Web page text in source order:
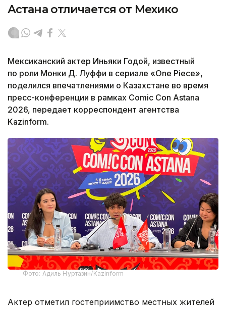
Астана отличается от Мехико
Мексиканский актер Иньяки Годой, известный
по роли Монки Д. Луффи в сериале «One Piece»,
поделился впечатлениями о Казахстане во время
пресс-конференции в рамках Comic Con Astana
2026, передает корреспондент агентства
Kazinform.
Фото: Адиль Нуртазин/Kazinform
Актер отметил гостеприимство местных жителей